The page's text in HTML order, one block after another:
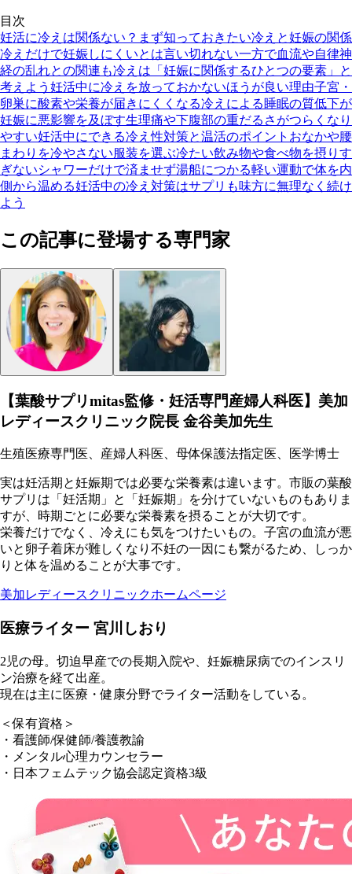
目次
妊活に冷えは関係ない？まず知っておきたい冷えと妊娠の関係
冷えだけで妊娠しにくいとは言い切れない一方で血流や自律神
経の乱れとの関連も冷えは「妊娠に関係するひとつの要素」と
考えよう 妊活中に冷えを放っておかないほうが良い理由子宮・
卵巣に酸素や栄養が届きにくくなる冷えによる睡眠の質低下が
妊娠に悪影響を及ぼす生理痛や下腹部の重だるさがつらくなり
やすい妊活中にできる冷え性対策と温活のポイント おなかや腰
まわりを冷やさない服装を選ぶ冷たい飲み物や食べ物を摂りす
ぎないシャワーだけで済ませず湯船につかる軽い運動で体を内
側から温める妊活中の冷え対策はサプリも味方に無理なく続け
よう
この記事に登場する専門家
【葉酸サプリmitas監修・妊活専門産婦人科医】美加
レディースクリニック院長 金谷美加先生
生殖医療専門医、産婦人科医、母体保護法指定医、医学博士
実は妊活期と妊娠期では必要な栄養素は違います。市販の葉酸
サプリは「妊活期」と「妊娠期」を分けていないものもありま
すが、時期ごとに必要な栄養素を摂ることが大切です。
栄養だけでなく、冷えにも気をつけたいもの。子宮の血流が悪
いと卵子着床が難しくなり不妊の一因にも繋がるため、しっか
りと体を温めることが大事です。
美加レディースクリニックホームページ
医療ライター 宮川しおり
2児の母。切迫早産での長期入院や、妊娠糖尿病でのインスリ
ン治療を経て出産。
現在は主に医療・健康分野でライター活動をしている。
＜保有資格＞
・看護師/保健師/養護教諭
・メンタル心理カウンセラー
・日本フェムテック協会認定資格3級